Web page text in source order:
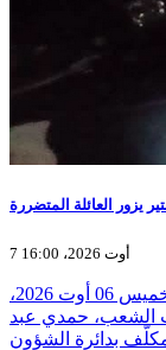
يزور العائلة المتضررة
7 أوت 2026، 16:00
أدى والي المنستير، عيسى موسى ، امس الخميس 06 أوت 2026،
الشعب، حمدي عبد